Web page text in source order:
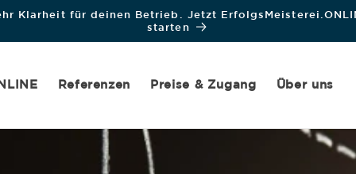
Klarheit für deinen Betrieb. Jetzt
starten
Referenzen Preise & Zugang Über uns